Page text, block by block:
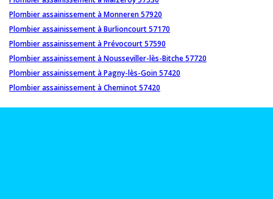
Plombier assainissement à Monneren 57920
Plombier assainissement à Burlioncourt 57170
Plombier assainissement à Prévocourt 57590
Plombier assainissement à Nousseviller-lès-Bitche 57720
Plombier assainissement à Pagny-lès-Goin 57420
Plombier assainissement à Cheminot 57420